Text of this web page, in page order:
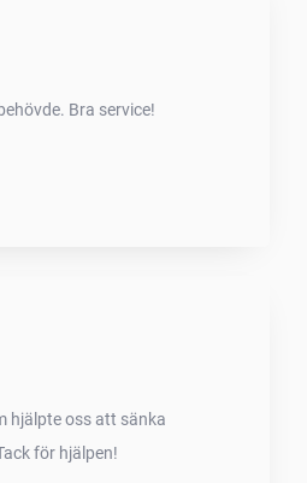
Bra service!
hjälpte oss att sänka
för hjälpen!